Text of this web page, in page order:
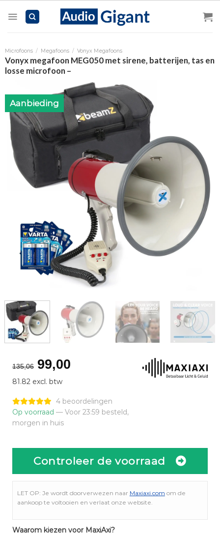
Microfoons / Megafoons / Vonyx Megafoons
Vonyx megafoon MEG050 met sirene, batterijen, tas en
losse microfoon –
Aanbieding
135,06 Oorspronkelijke
prijs
was:
€135,06.
99,00Huidige
€99,00.
81.82 excl. btw
4 beoordelingen
Op voorraad — Voor 23:59 besteld,
morgen in huis
Controleer de voorraad
LET OP: Je wordt doorverwezen naar Maxiaxi.com om de
aankoop te voltooien en verlaat onze website.
Waarom kiezen voor MaxiAxi?